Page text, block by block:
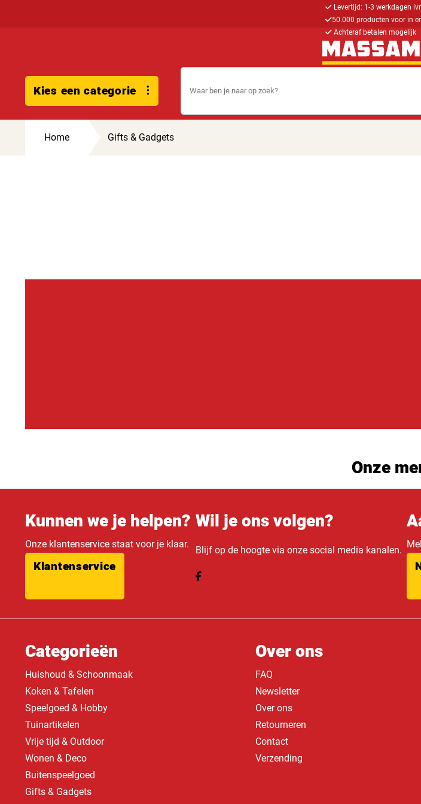
Levertijd: 1-3 werkdagen
50.000 producten voor in
Achteraf betalen mogelijk
Kies een categorie
Home Gifts & Gadgets
Onze
Kunnen we je helpen?
Onze klantenservice staat voor je klaar.
Klantenservice
Wil je ons volgen?
Blijf op de hoogte via onze social media kanalen.
Categorieën
Huishoud & Schoonmaak
Koken & Tafelen
Speelgoed & Hobby
Tuinartikelen
Vrije tijd & Outdoor
Wonen & Deco
Buitenspeelgoed
Gifts & Gadgets
Over ons
FAQ
Newsletter
Over ons
Retourneren
Contact
Verzending